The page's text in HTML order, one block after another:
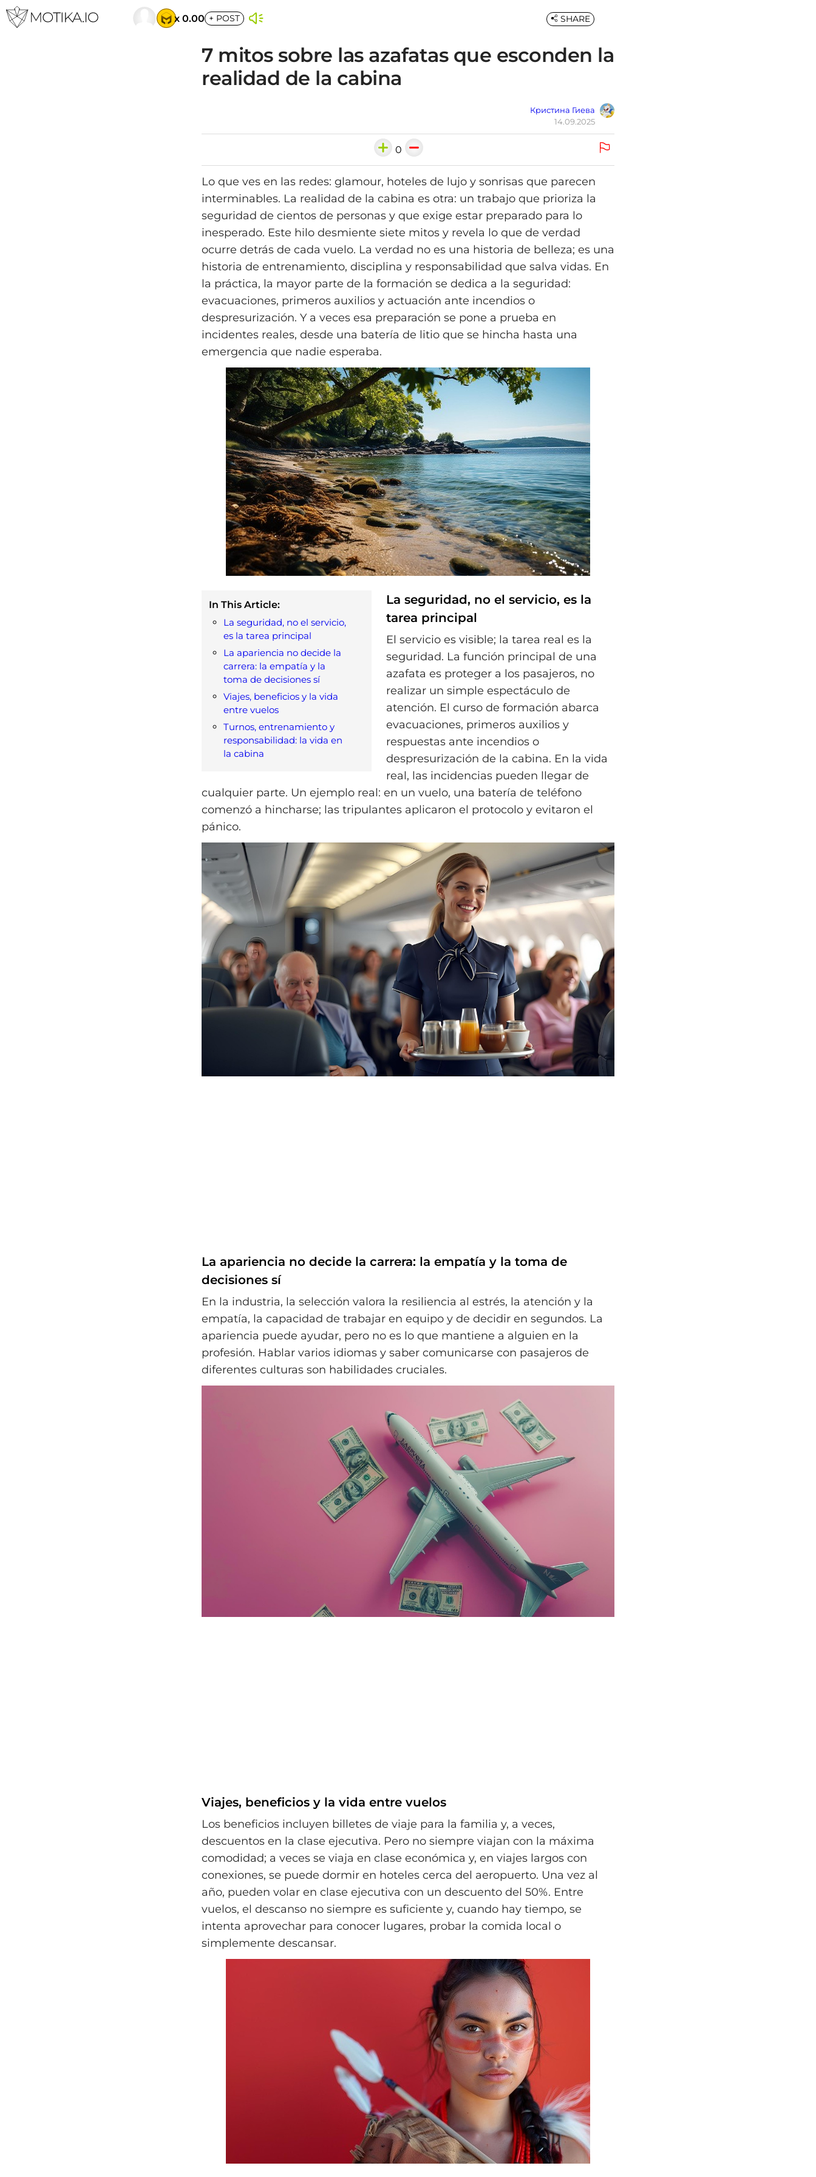
x 0.00 + POST
7 mitos sobre las azafatas que esconden la
realidad de la cabina
Кристина Гиева
14.09.2025
SHARE
0
Lo que ves en las redes: glamour, hoteles de lujo y sonrisas que parecen
interminables. La realidad de la cabina es otra: un trabajo que prioriza la
seguridad de cientos de personas y que exige estar preparado para lo
inesperado. Este hilo desmiente siete mitos y revela lo que de verdad
ocurre detrás de cada vuelo. La verdad no es una historia de belleza; es una
historia de entrenamiento, disciplina y responsabilidad que salva vidas. En
la práctica, la mayor parte de la formación se dedica a la seguridad:
evacuaciones, primeros auxilios y actuación ante incendios o
despresurización. Y a veces esa preparación se pone a prueba en
incidentes reales, desde una batería de litio que se hincha hasta una
emergencia que nadie esperaba.
In This Article:
La seguridad, no el servicio,
es la tarea principal
La apariencia no decide la
carrera: la empatía y la
toma de decisiones sí
Viajes, beneficios y la vida
entre vuelos
Turnos, entrenamiento y
responsabilidad: la vida en
la cabina
La seguridad, no el servicio, es la
tarea principal
El servicio es visible; la tarea real es la
seguridad. La función principal de una
azafata es proteger a los pasajeros, no
realizar un simple espectáculo de
atención. El curso de formación abarca
evacuaciones, primeros auxilios y
respuestas ante incendios o
despresurización de la cabina. En la vida
real, las incidencias pueden llegar de
cualquier parte. Un ejemplo real: en un vuelo, una batería de teléfono
comenzó a hincharse; las tripulantes aplicaron el protocolo y evitaron el
pánico.
La apariencia no decide la carrera: la empatía y la toma de
decisiones sí
En la industria, la selección valora la resiliencia al estrés, la atención y la
empatía, la capacidad de trabajar en equipo y de decidir en segundos. La
apariencia puede ayudar, pero no es lo que mantiene a alguien en la
profesión. Hablar varios idiomas y saber comunicarse con pasajeros de
diferentes culturas son habilidades cruciales.
Viajes, beneficios y la vida entre vuelos
Los beneficios incluyen billetes de viaje para la familia y, a veces,
descuentos en la clase ejecutiva. Pero no siempre viajan con la máxima
comodidad; a veces se viaja en clase económica y, en viajes largos con
conexiones, se puede dormir en hoteles cerca del aeropuerto. Una vez al
año, pueden volar en clase ejecutiva con un descuento del 50%. Entre
vuelos, el descanso no siempre es suficiente y, cuando hay tiempo, se
intenta aprovechar para conocer lugares, probar la comida local o
simplemente descansar.